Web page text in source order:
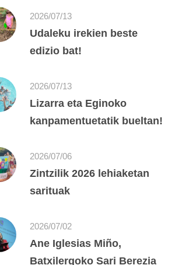
2026/07/13
Udaleku irekien beste
edizio bat!
2026/07/13
Lizarra eta Eginoko
kanpamentuetatik bueltan!
2026/07/06
Zintzilik 2026 lehiaketan
sarituak
2026/07/02
Ane Iglesias Miño,
Batxilergoko Sari Berezia